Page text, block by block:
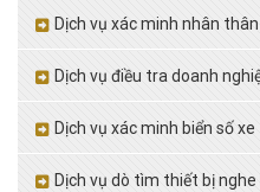
Dịch vụ xác minh nhân thân
Dịch vụ điều tra doanh
Dịch vụ xác minh biển số xe
Dịch vụ dò tìm thiết bị